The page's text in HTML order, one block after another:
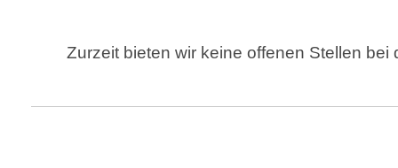
Zurzeit bieten wir keine offenen Stellen